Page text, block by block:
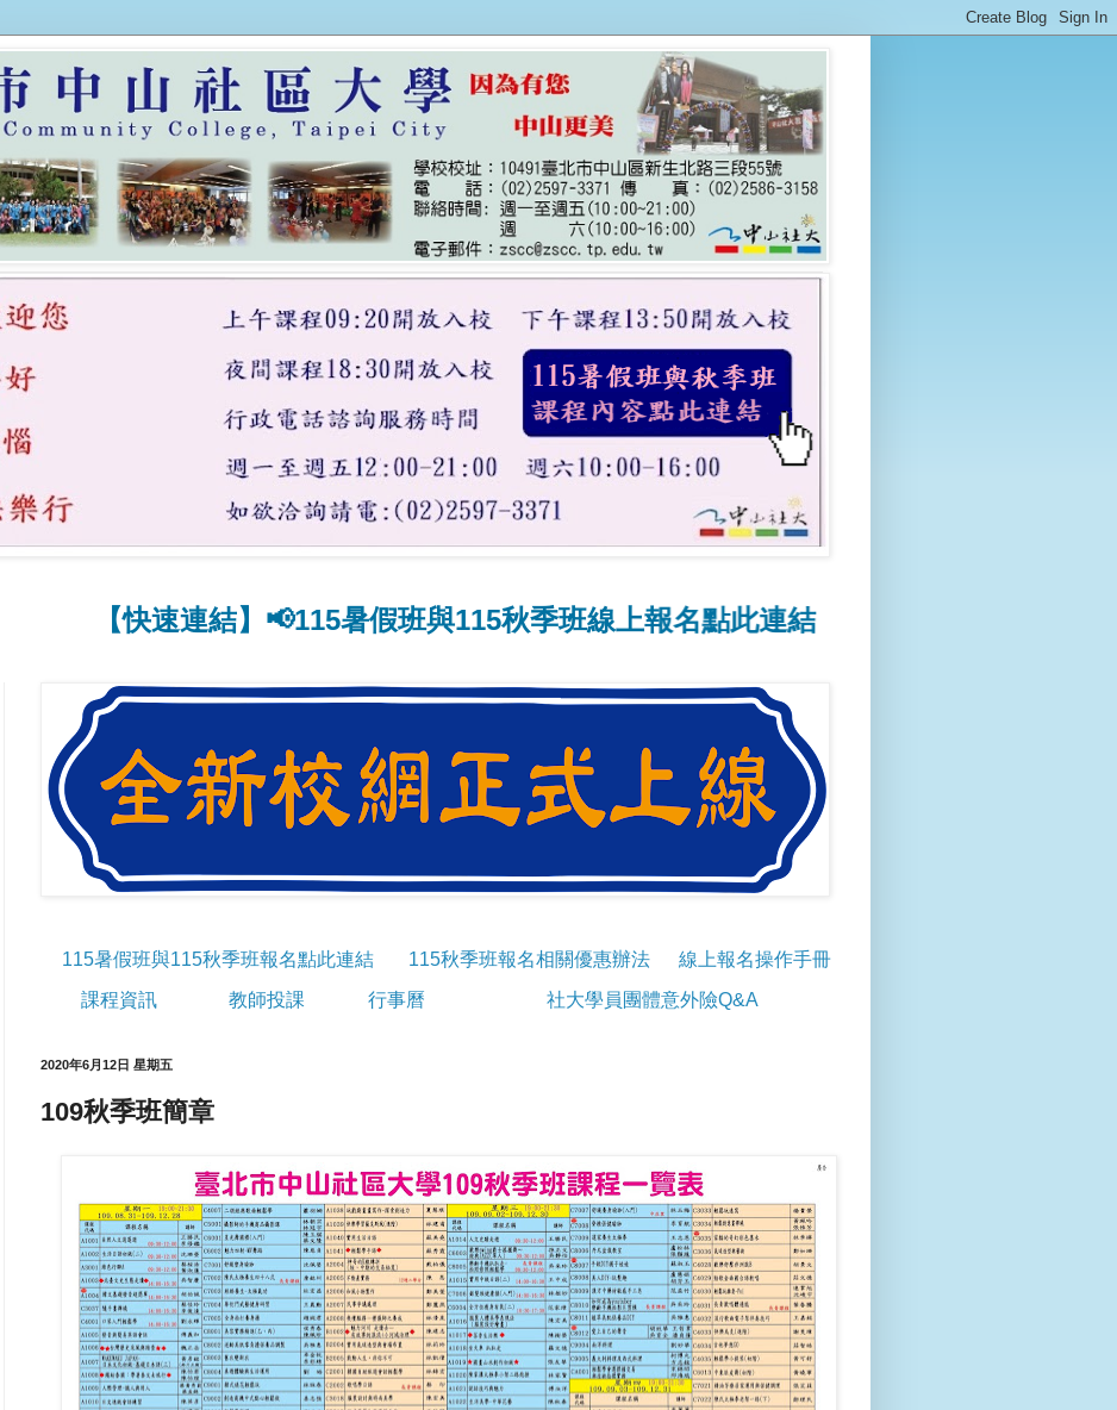
速連結】📢115暑假班與115秋季班線上報名點此連結 📢線上報名操作方式點此連結
115暑假班與115秋季班報名點此連結 115秋季班報名相關優惠辦法
線上報名操作手冊
課程資訊
教師投課 行事曆 社大學員團體意外險Q&A
2020年6月12日 星期五
109秋季班簡章